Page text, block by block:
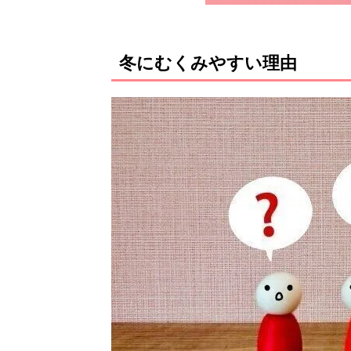
冬にむくみやすい理由